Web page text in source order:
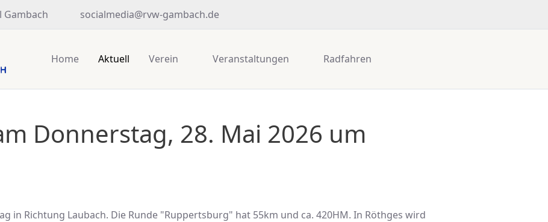
Gambach socialmedia@rvw-gambach.de
Home Aktuell Verein Veranstaltungen Radfahren
Donnerstag, 28. Mai 2026 um
in Richtung Laubach. Die Runde "Ruppertsburg" hat 55km und ca. 420HM. In Röthges wird